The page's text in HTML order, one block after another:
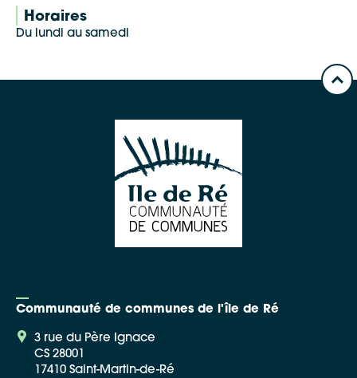
Horaires
Du lundi au samedi
Communauté de communes de l'île de Ré
3 rue du Père Ignace
CS 28001
17410 Saint-Martin-de-Ré